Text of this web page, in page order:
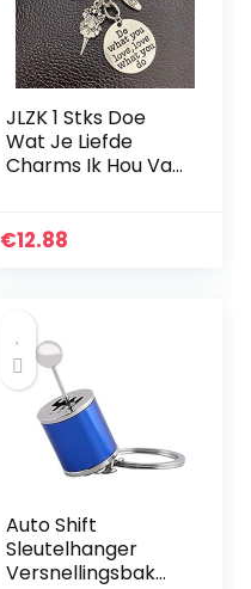
JLZK 1 Stks Doe
Wat Je Liefde
Charms Ik Hou Van
Ballerina
€12.88
Auto Shift
Sleutelhanger
Versnellingsbak